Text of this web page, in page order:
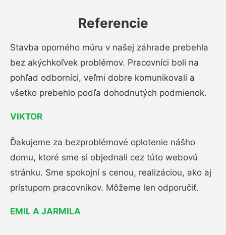
Referencie
Stavba oporného múru v našej záhrade prebehla
bez akýchkoľvek problémov. Pracovníci boli na
pohľad odborníci, veľmi dobre komunikovali a
všetko prebehlo podľa dohodnutých podmienok.
VIKTOR
Ďakujeme za bezproblémové oplotenie nášho
domu, ktoré sme si objednali cez túto webovú
stránku. Sme spokojní s cenou, realizáciou, ako aj
prístupom pracovníkov. Môžeme len odporučiť.
EMIL A JARMILA